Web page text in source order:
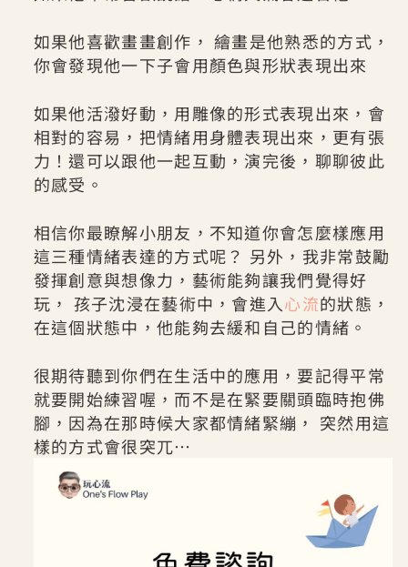
如果他喜歡畫畫創作， 繪畫是他熟悉的方式，
你會發現他一下子會用顏色與形狀表現出來
如果他活潑好動，用雕像的形式表現出來，會
相對的容易，把情緒用身體表現出來，更有張
力！還可以跟他一起互動，演完後，聊聊彼此
的感受。
相信你最瞭解小朋友，不知道你會怎麼樣應用
這三種情緒表達的方式呢？ 另外，我非常鼓勵
發揮創意與想像力，藝術能夠讓我們覺得好
玩， 孩子沈浸在藝術中，會進入心流的狀態，
在這個狀態中，他能夠去緩和自己的情緒。
很期待聽到你們在生活中的應用，要記得平常
就要開始練習喔，而不是在緊要關頭臨時抱佛
腳，因為在那時候大家都情緒緊繃， 突然用這
樣的方式會很突兀…